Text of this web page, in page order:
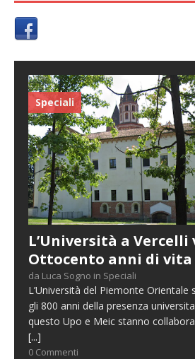
Speciali
L’Università a Vercelli
Ottocento anni di vita
da Luca Sogno in Speciali
L’Università del Piemonte Orientale
gli 800 anni della presenza
questo Upo e Meic stanno
[...]
0 Commenti